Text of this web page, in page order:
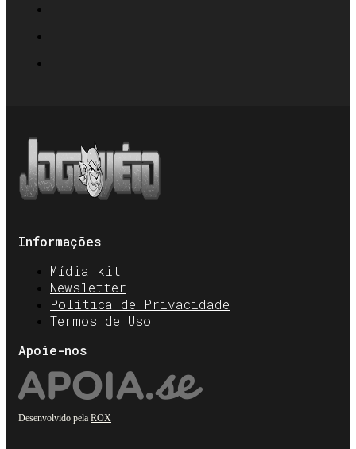
Informações
Mídia kit
Newsletter
Política de Privacidade
Termos de Uso
Apoie-nos
Desenvolvido pela ROX